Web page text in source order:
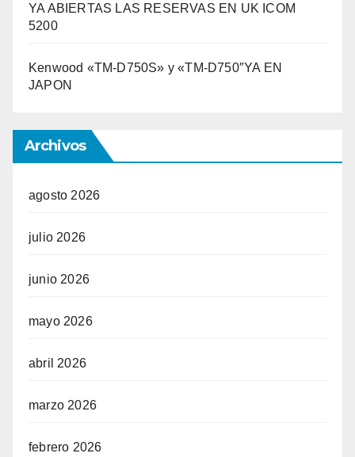
YA ABIERTAS LAS RESERVAS EN UK ICOM
5200
Kenwood «TM-D750S» y «TM-D750″YA EN
JAPON
Archivos
agosto 2026
julio 2026
junio 2026
mayo 2026
abril 2026
marzo 2026
febrero 2026